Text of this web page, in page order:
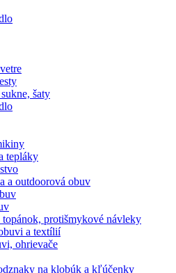
šaty
tepláky
a outdoorová obuv
protišmykové návleky
a textílií
ohrievače
na klobúk a kľúčenky